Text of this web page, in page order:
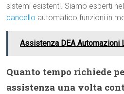
sistemi esistenti. Siamo esperti
cancello automatico funzioni in
Assistenza DEA Automazioni
Quanto tempo richiede
assistenza una volta